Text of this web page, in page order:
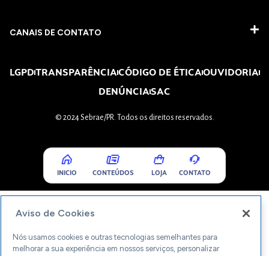
CANAIS DE CONTATO
LGPDTRANSPARÊNCIACÓDIGO DE ÉTICAOUVIDORIA
DENÚNCIASAC
© 2024 Sebrae/PR. Todos os direitos reservados.
INICIO CONTEÚDOS LOJA CONTATO
Aviso de Cookies
Nós usamos cookies e outras tecnologias semelhantes para
melhorar a sua experiência em nossos serviços, personalizar